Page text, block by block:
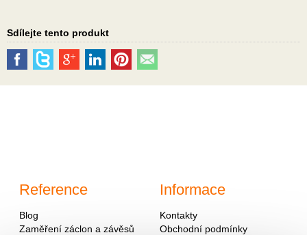
Sdílejte tento produkt
Reference
Blog
Zaměření záclon a závěsů
Informace
Kontakty
Obchodní podmínky